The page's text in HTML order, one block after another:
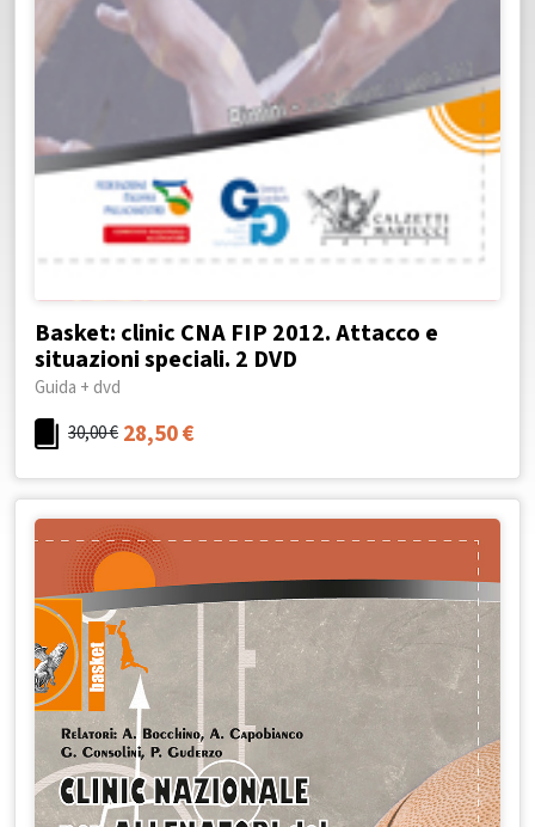
Basket: clinic CNA FIP 2012. Attacco e
situazioni speciali. 2 DVD
Guida + dvd
30,00€ 28,50€